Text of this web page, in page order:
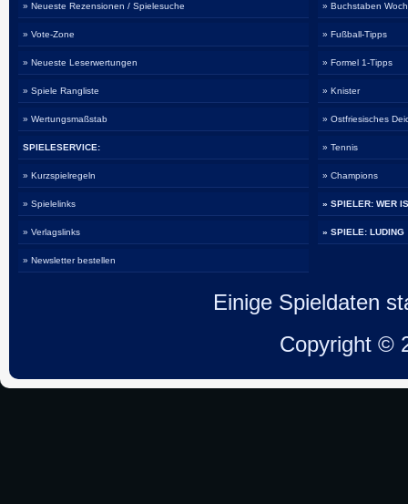
» Neueste Rezensionen / Spielesuche
» Vote-Zone
» Neueste Leserwertungen
» Spiele Rangliste
» Wertungsmaßstab
SPIELESERVICE:
» Kurzspielregeln
» Spielelinks
» Verlagslinks
» Newsletter bestellen
» Buchstaben
» Fußball-Tipps
» Formel 1-Tipps
» Knister
» Ostfriesisches
» Tennis
» Champions
» SPIELER: WER
» SPIELE: LUDING
Einige Spieldaten
Copyright ©